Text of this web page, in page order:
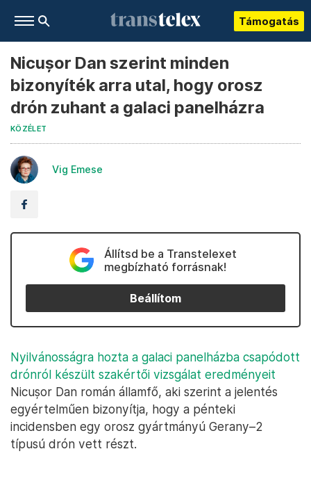
Támogatás
Nicușor Dan szerint minden
bizonyíték arra utal, hogy orosz
drón zuhant a galaci panelházra
KÖZÉLET
Vig Emese
Állítsd be a Transtelexet
megbízható forrásnak!
Beállítom
Nyilvánosságra hozta a galaci panelházba csapódott
drónról készült szakértői vizsgálat eredményeit
Nicușor Dan román államfő, aki szerint a jelentés
egyértelműen bizonyítja, hogy a pénteki
incidensben egy orosz gyártmányú Gerany–2
típusú drón vett részt.